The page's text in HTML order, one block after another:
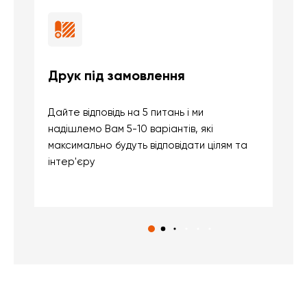
Друк під замовлення
Дайте відповідь на 5 питань і ми
надішлемо Вам 5-10 варіантів, які
максимально будуть відповідати цілям та
інтер'єру